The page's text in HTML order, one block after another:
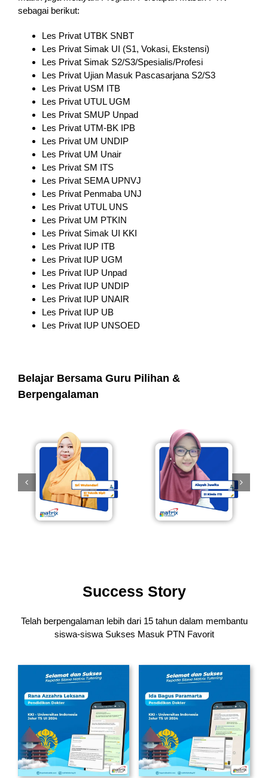
sebagai berikut:
Les Privat UTBK SNBT
Les Privat Simak UI (S1, Vokasi, Ekstensi)
Les Privat Simak S2/S3/Spesialis/Profesi
Les Privat Ujian Masuk Pascasarjana S2/S3
Les Privat USM ITB
Les Privat UTUL UGM
Les Privat SMUP Unpad
Les Privat UTM-BK IPB
Les Privat UM UNDIP
Les Privat UM Unair
Les Privat SM ITS
Les Privat SEMA UPNVJ
Les Privat Penmaba UNJ
Les Privat UTUL UNS
Les Privat UM PTKIN
Les Privat Simak UI KKI
Les Privat IUP ITB
Les Privat IUP UGM
Les Privat IUP Unpad
Les Privat IUP UNDIP
Les Privat IUP UNAIR
Les Privat IUP UB
Les Privat IUP UNSOED
Belajar Bersama Guru Pilihan &
Berpengalaman
Success Story
Telah berpengalaman lebih dari 15 tahun dalam membantu
siswa-siswa Sukses Masuk PTN Favorit